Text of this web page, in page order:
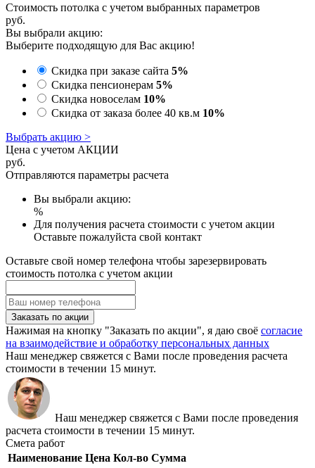
Стоимость потолка с учетом выбранных параметров
руб.
Вы выбрали акцию:
Выберите подходящую для Вас акцию!
Скидка при заказе сайта 5%
Скидка пенсионерам 5%
Скидка новоселам 10%
Скидка от заказа более 40 кв.м 10%
Выбрать акцию >
Цена с учетом АКЦИИ
руб.
Отправляются параметры расчета
Вы выбрали акцию:
%
Для получения расчета стоимости с учетом акции
Оставьте пожалуйста свой контакт
Оставьте свой номер телефона чтобы зарезервировать
стоимость потолка с учетом акции
Заказать по акции
Нажимая на кнопку "Заказать по акции", я даю своё согласие
на взаимодействие и обработку персональных данных
Наш менеджер свяжется с Вами после проведения расчета
стоимости в течении 15 минут.
Наш менеджер свяжется с Вами после проведения
расчета стоимости в течении 15 минут.
Смета работ
Наименование Цена Кол-во Сумма